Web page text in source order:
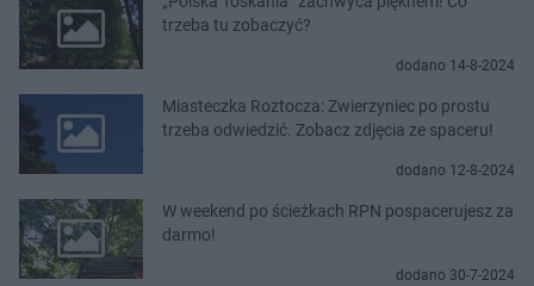
trzeba tu zobaczyć?
dodano 14-8-2024
Miasteczka Roztocza: Zwierzyniec po prostu
trzeba odwiedzić. Zobacz zdjęcia ze spaceru!
dodano 12-8-2024
W weekend po ścieżkach RPN pospacerujesz za
darmo!
dodano 30-7-2024